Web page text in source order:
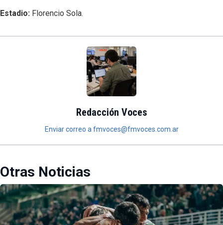
Estadio: Florencio Sola.
Redacción Voces
Enviar correo a fmvoces@fmvoces.com.ar
Otras Noticias